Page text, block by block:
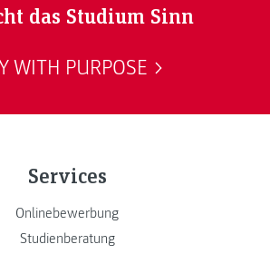
das Studium Sinn
WITH PURPOSE
Services
Onlinebewerbung
Studienberatung